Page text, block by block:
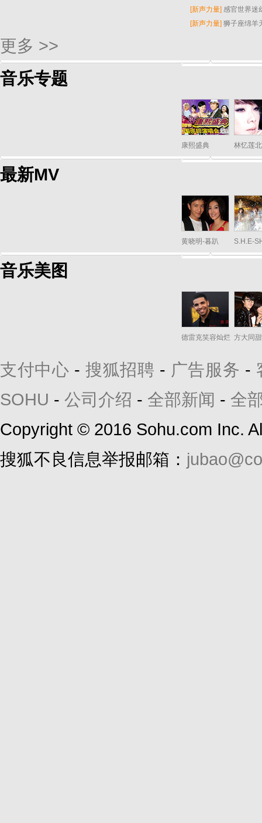
[新声力量] 感官世界迷
[新声力量] 狮子座绵羊
更多 >>
音乐专题
康熙盛典 林忆莲
最新MV
黄晓明-暮趴 S.H.E-
音乐美图
德雷克笑容灿烂 方大同
支付中心 - 搜狐招聘 - 广告服务 -
SOHU - 公司介绍 - 全部新闻 - 全
Copyright © 2016 Sohu.com Inc.
搜狐不良信息举报邮箱：